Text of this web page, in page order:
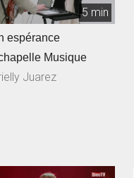
5 min
espérance
Musique
Juarez